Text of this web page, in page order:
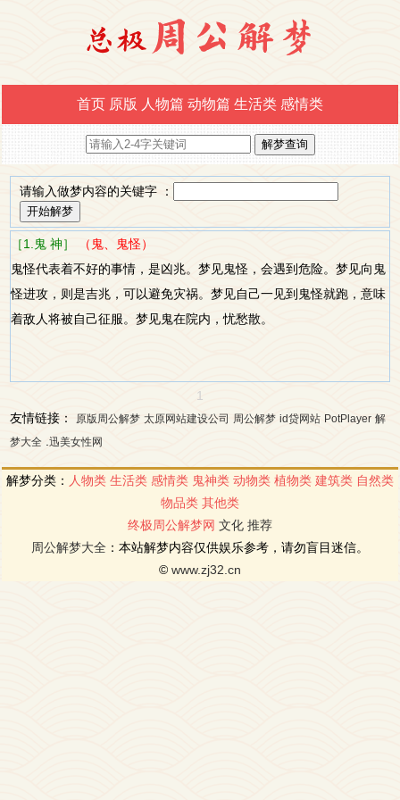
首页 原版 人物篇 动物篇 生活类 感情类
请输入做梦内容的关键字 ：
［1.鬼 神］
（鬼、鬼怪）
鬼怪代表着不好的事情，是凶兆。梦见鬼怪，会遇到危险。梦见向鬼
怪进攻，则是吉兆，可以避免灾祸。梦见自己一见到鬼怪就跑，意味
着敌人将被自己征服。梦见鬼在院内，忧愁散。
1
友情链接：
原版周公解梦 太原网站建设公司 周公解梦 id贷网站 PotPlayer 解
梦大全
迅美女性网
解梦分类： 人物类 生活类 感情类 鬼神类 动物类 植物类 建筑类 自然类
物品类 其他类
终极周公解梦网 文化 推荐
周公解梦大全 ：本站解梦内容仅供娱乐参考，请勿盲目迷信。
© www.zj32.cn